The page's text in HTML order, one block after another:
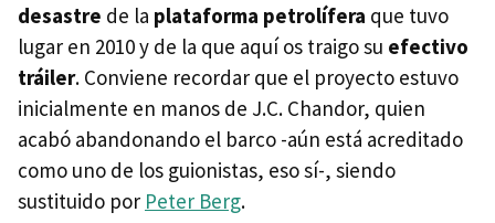
desastre de la plataforma petrolífera que tuvo
lugar en 2010 y de la que aquí os traigo su efectivo
tráiler. Conviene recordar que el proyecto estuvo
inicialmente en manos de J.C. Chandor, quien
acabó abandonando el barco -aún está acreditado
como uno de los guionistas, eso sí-, siendo
sustituido por Peter Berg.